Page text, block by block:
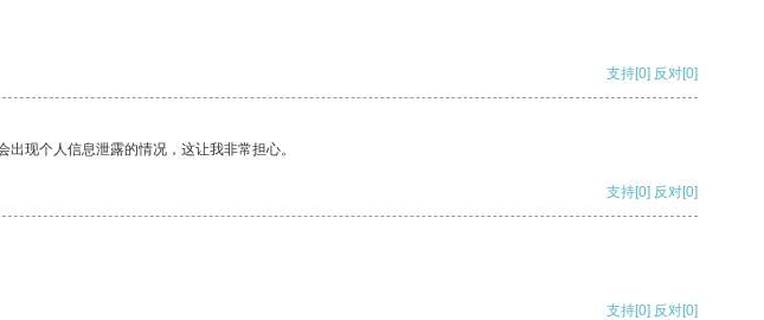
支持[0] 反对[0]
现个人信息泄露的情况，这让我非常担心。
支持[0] 反对[0]
支持[0] 反对[0]